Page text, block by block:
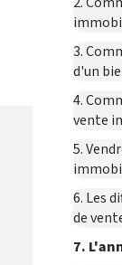
3.
d'un
4.
vente
5.
6. Les
de
7.